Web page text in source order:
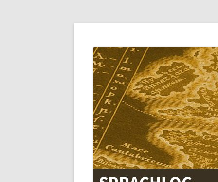
SPRACHLOG